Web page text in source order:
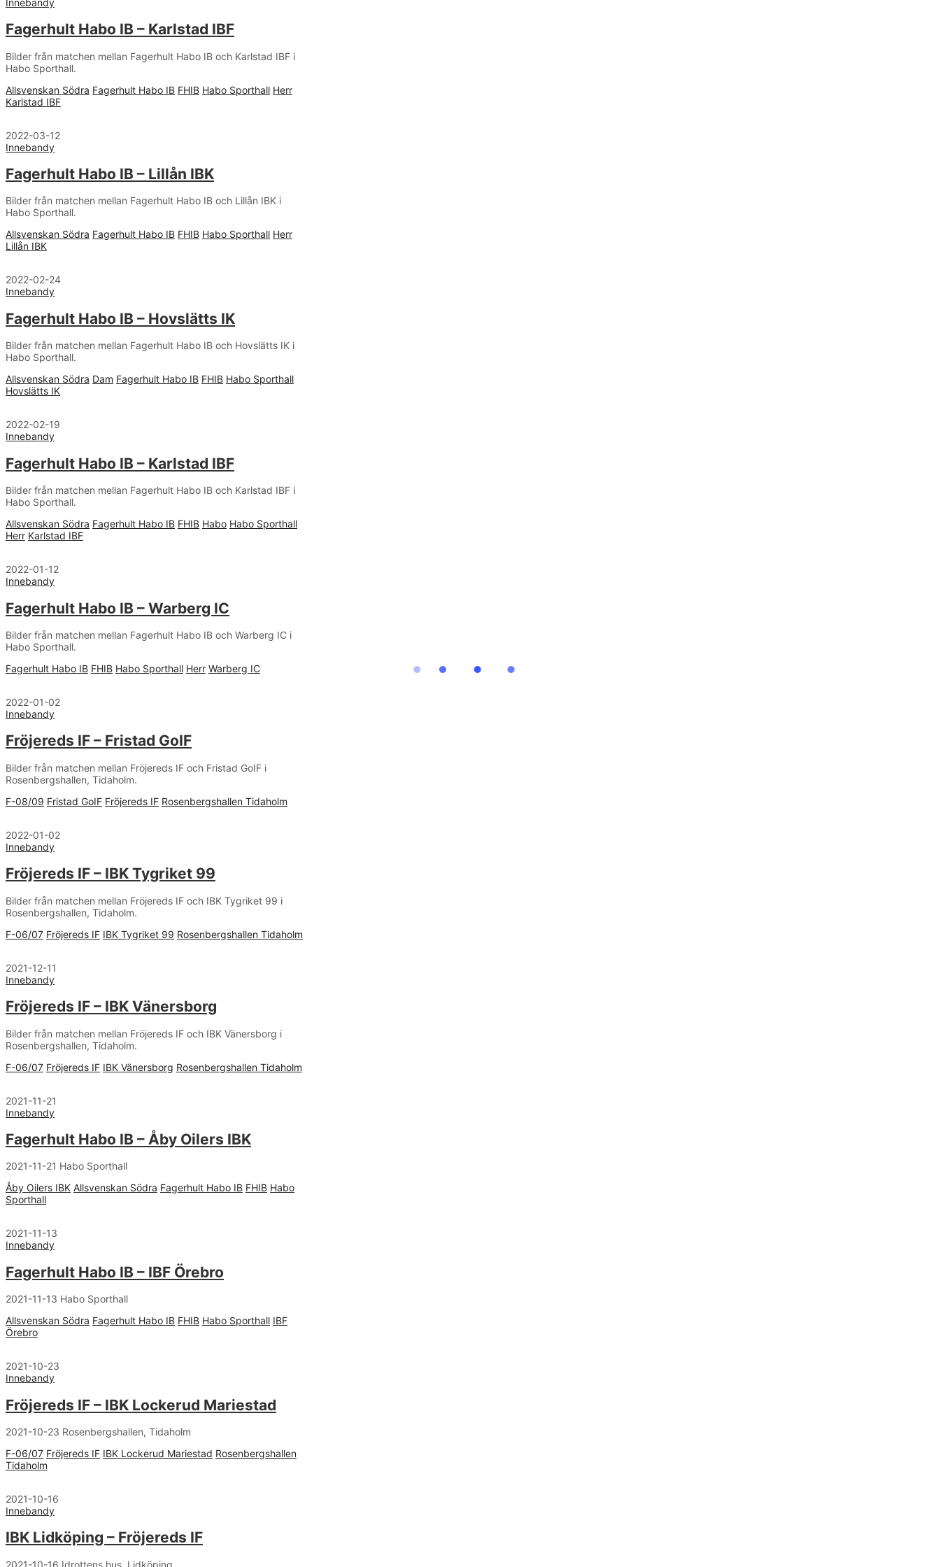
Fagerhult Habo IB – Karlstad IBF
Bilder från matchen mellan Fagerhult Habo IB och Karlstad IBF i
Habo Sporthall.
Allsvenskan Södra Fagerhult Habo IB FHIB Habo Sporthall Herr
Karlstad IBF
2022-03-12
Innebandy
Fagerhult Habo IB – Lillån IBK
Bilder från matchen mellan Fagerhult Habo IB och Lillån IBK i
Habo Sporthall.
Allsvenskan Södra Fagerhult Habo IB FHIB Habo Sporthall Herr
Lillån IBK
2022-02-24
Innebandy
Fagerhult Habo IB – Hovslätts IK
Bilder från matchen mellan Fagerhult Habo IB och Hovslätts IK i
Habo Sporthall.
Allsvenskan Södra Dam Fagerhult Habo IB FHIB Habo Sporthall
Hovslätts IK
2022-02-19
Innebandy
Fagerhult Habo IB – Karlstad IBF
Bilder från matchen mellan Fagerhult Habo IB och Karlstad IBF i
Habo Sporthall.
Allsvenskan Södra Fagerhult Habo IB FHIB Habo Habo Sporthall
Herr Karlstad IBF
2022-01-12
Innebandy
Fagerhult Habo IB – Warberg IC
Bilder från matchen mellan Fagerhult Habo IB och Warberg IC i
Habo Sporthall.
Fagerhult Habo IB FHIB Habo Sporthall Herr Warberg IC
2022-01-02
Innebandy
Fröjereds IF – Fristad GoIF
Bilder från matchen mellan Fröjereds IF och Fristad GoIF i
Rosenbergshallen, Tidaholm.
F-08/09 Fristad GoIF Fröjereds IF Rosenbergshallen Tidaholm
2022-01-02
Innebandy
Fröjereds IF – IBK Tygriket 99
Bilder från matchen mellan Fröjereds IF och IBK Tygriket 99 i
Rosenbergshallen, Tidaholm.
F-06/07 Fröjereds IF IBK Tygriket 99 Rosenbergshallen Tidaholm
2021-12-11
Innebandy
Fröjereds IF – IBK Vänersborg
Bilder från matchen mellan Fröjereds IF och IBK Vänersborg i
Rosenbergshallen, Tidaholm.
F-06/07 Fröjereds IF IBK Vänersborg Rosenbergshallen Tidaholm
2021-11-21
Innebandy
Fagerhult Habo IB – Åby Oilers IBK
2021-11-21 Habo Sporthall
Åby Oilers IBK Allsvenskan Södra Fagerhult Habo IB FHIB Habo
Sporthall
2021-11-13
Innebandy
Fagerhult Habo IB – IBF Örebro
2021-11-13 Habo Sporthall
Allsvenskan Södra Fagerhult Habo IB FHIB Habo Sporthall IBF
Örebro
2021-10-23
Innebandy
Fröjereds IF – IBK Lockerud Mariestad
2021-10-23 Rosenbergshallen, Tidaholm
F-06/07 Fröjereds IF IBK Lockerud Mariestad Rosenbergshallen
Tidaholm
2021-10-16
Innebandy
IBK Lidköping – Fröjereds IF
2021-10-16 Idrottens hus, Lidköping